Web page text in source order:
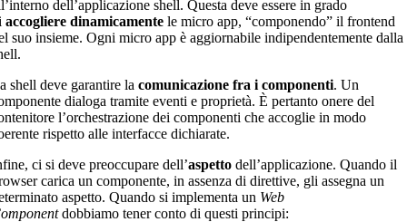
dell’applicazione shell. Questa deve essere in grado
accogliere dinamicamente le micro app, “componendo” il frontend
suo insieme. Ogni micro app è aggiornabile indipendentemente dalla
shell deve garantire lacomunicazione fra i componenti. Un
dialoga tramite eventi e proprietà. È pertanto onere del
l’orchestrazione dei componenti che accoglie in modo
rispetto alle interfacce dichiarate.
ci si deve preoccupare dell’aspetto dell’applicazione. Quando il
carica un componente, in assenza di direttive, gli assegna un
aspetto. Quando si implementa un Web
dobbiamo tener conto di questi principi: